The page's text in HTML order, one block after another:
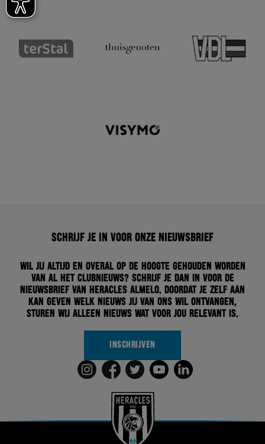
Schrijf je in voor onze nieuwsbrief
Wil jij altijd en overal op de hoogte gehouden worden
van al het clubnieuws? Schrijf je dan in voor de
nieuwsbrief van Heracles Almelo. Doordat je zelf aan
kan geven welk nieuws jij van ons wil ontvangen,
sturen wij alleen nieuws wat voor jou relevant is.
INSCHRIJVEN